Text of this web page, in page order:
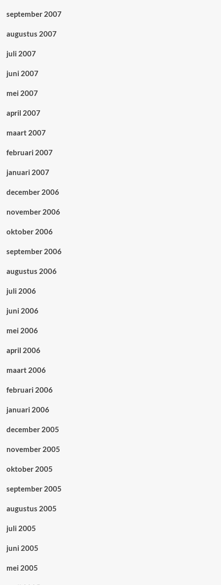
september 2007
augustus 2007
juli 2007
juni 2007
mei 2007
april 2007
maart 2007
februari 2007
januari 2007
december 2006
november 2006
oktober 2006
september 2006
augustus 2006
juli 2006
juni 2006
mei 2006
april 2006
maart 2006
februari 2006
januari 2006
december 2005
november 2005
oktober 2005
september 2005
augustus 2005
juli 2005
juni 2005
mei 2005